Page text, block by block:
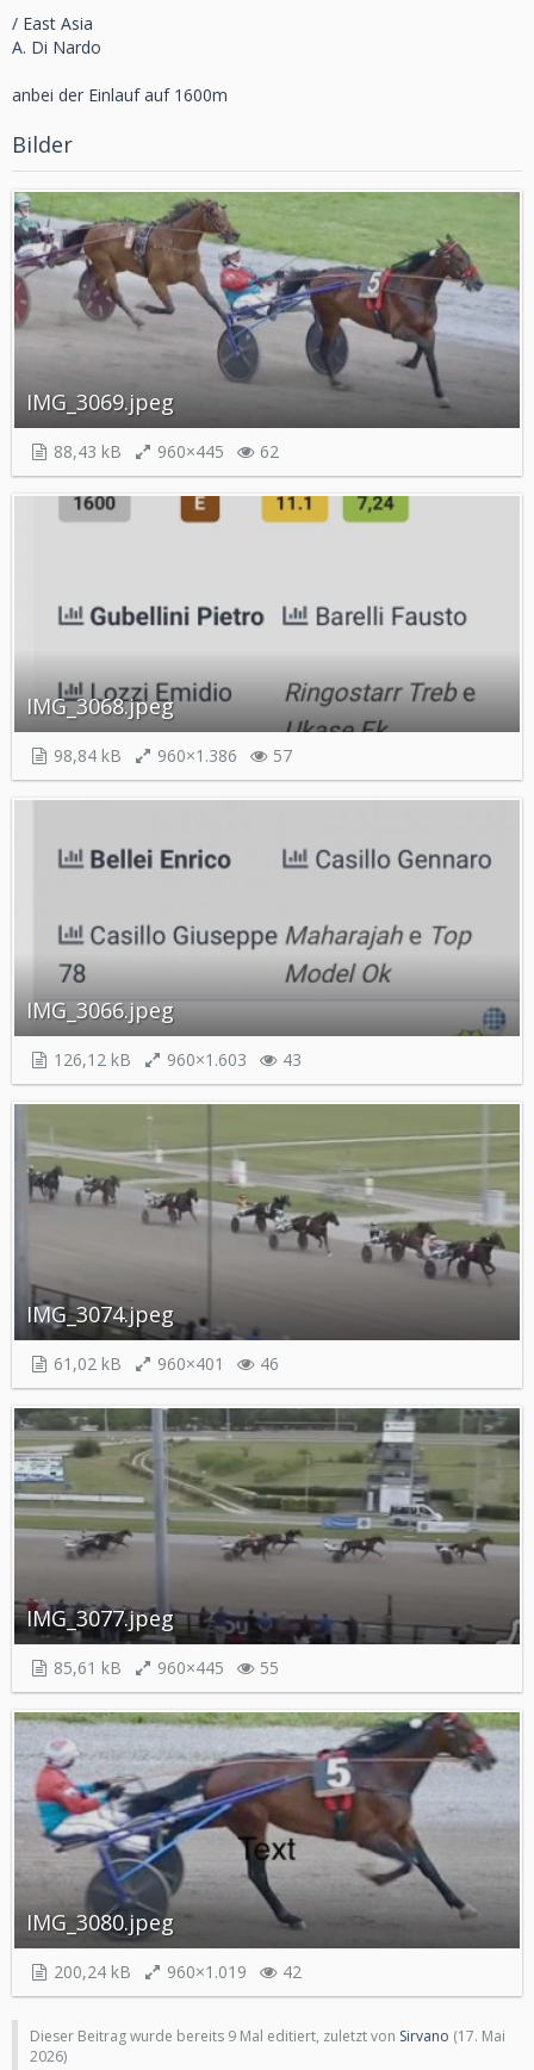
/ East Asia
A. Di Nardo
anbei der Einlauf auf 1600m
Bilder
IMG_3069.jpeg
88,43 kB 960×445 62
IMG_3068.jpeg
98,84 kB 960×1.386 57
IMG_3066.jpeg
126,12 kB 960×1.603 43
IMG_3074.jpeg
61,02 kB 960×401 46
IMG_3077.jpeg
85,61 kB 960×445 55
IMG_3080.jpeg
200,24 kB 960×1.019 42
Dieser Beitrag wurde bereits 9 Mal editiert, zuletzt von Sirvano (17. Mai
2026)